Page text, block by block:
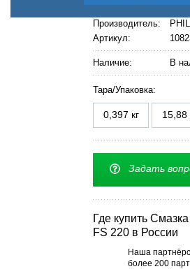
Производитель:
Артикул:
Наличие: В
Тара/Упаковка:
0,397 кг 15,88
Задать
Где купить
FS 220 в России
Наша
более 200